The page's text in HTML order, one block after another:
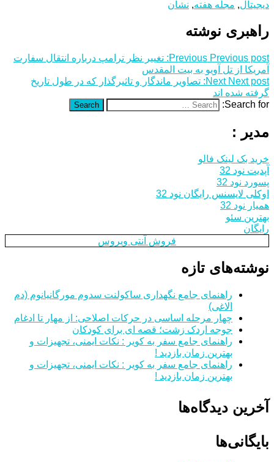
دیجیتال, مجله هفته, نشان
راهبری نوشته
Previous Previous post:
تغییر نظر ترامپ درباره انتقال سفارت
آمریکا از تل آویو به بیت المقدس
Next Next post:
تصاویر ماندگار و تاثیرگذار که در طول تاریخ
گرفته شده اند
Search for:
Search
مدیر :
خرید بک لینک فالو
آپدیت نود 32
پسورد نود 32
اوکلی لایسنس رایگان نود 32
همیار نود 32
بهترین سئو
رایگان
فروش آنتی ویروس
نوشته‌های تازه
راهنمای جامع نگهداری ساکولنت سدوم مورگانیانوم (دم
الاغی)
چهار مرحله اساسی در حرکات اصلاحی: از مهار تا ادغام
جوجه اردک زشت؛ قصه ای برای کودکان
راهنمای جامع سفر به کویر : نکات ایمنی، تجهیزات و
بهترین زمان بازدید !
راهنمای جامع سفر به کویر : نکات ایمنی، تجهیزات و
بهترین زمان بازدید !
آخرین دیدگاه‌ها
بایگانی‌ها